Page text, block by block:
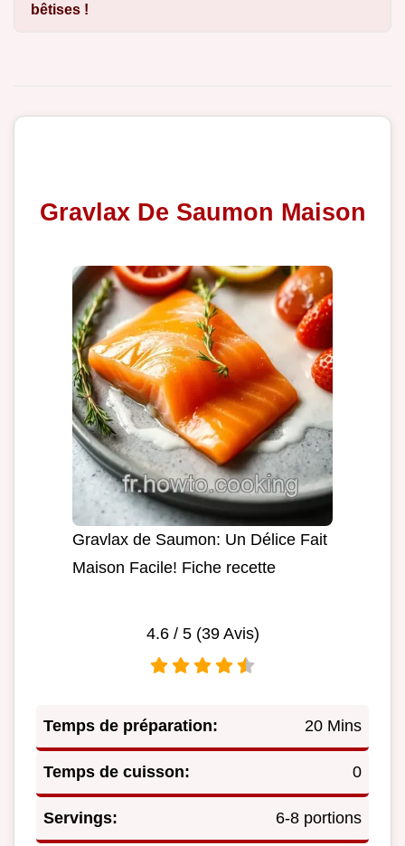
bêtises !
Gravlax De Saumon Maison
Gravlax de Saumon: Un Délice Fait
Maison Facile! Fiche recette
4.6/ 5 (39Avis)
Temps de préparation: 20 Mins
Temps de cuisson: 0
Servings: 6-8 portions